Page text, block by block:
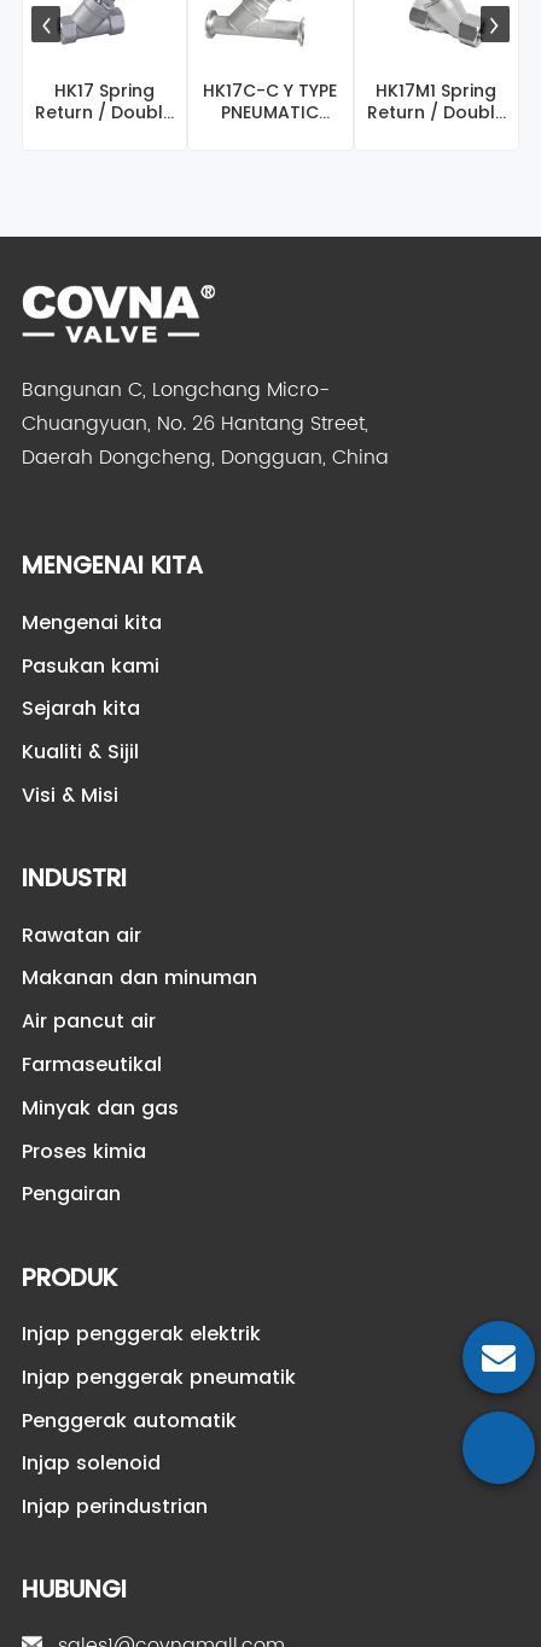
HK17 Spring
Return / Double
HK17C-C Y TYPE
PNEUMATIC
HK17M1 Spring
Return / Double
Bangunan C, Longchang Micro-
Chuangyuan, No. 26 Hantang Street,
Daerah Dongcheng, Dongguan, China
MENGENAI KITA
Mengenai kita
Pasukan kami
Sejarah kita
Kualiti & Sijil
Visi & Misi
INDUSTRI
Rawatan air
Makanan dan minuman
Air pancut air
Farmaseutikal
Minyak dan gas
Proses kimia
Pengairan
PRODUK
Injap penggerak elektrik
Injap penggerak pneumatik
Penggerak automatik
Injap solenoid
Injap perindustrian
HUBUNGI